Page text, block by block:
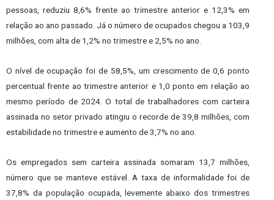
pessoas, reduziu 8,6% frente ao trimestre anterior e 12,3% em
relação ao ano passado. Já o número de ocupados chegou a 103,9
milhões, com alta de 1,2% no trimestre e 2,5% no ano.
O nível de ocupação foi de 58,5%, um crescimento de 0,6 ponto
percentual frente ao trimestre anterior e 1,0 ponto em relação ao
mesmo período de 2024. O total de trabalhadores com carteira
assinada no setor privado atingiu o recorde de 39,8 milhões, com
estabilidade no trimestre e aumento de 3,7% no ano.
Os empregados sem carteira assinada somaram 13,7 milhões,
número que se manteve estável. A taxa de informalidade foi de
37,8% da população ocupada, levemente abaixo dos trimestres